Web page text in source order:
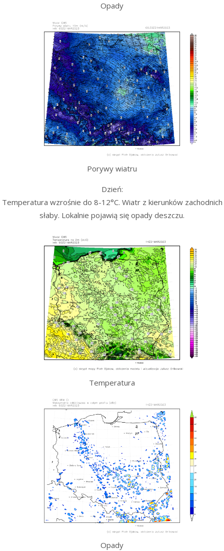
Opady
Porywy wiatru
Dzień:
Temperatura wzrośnie do 8-12°C. Wiatr z kierunków zachodnich
słaby. Lokalnie pojawią się opady deszczu.
Temperatura
Opady